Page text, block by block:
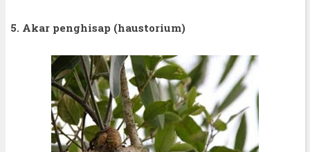
5. Akar penghisap (haustorium)